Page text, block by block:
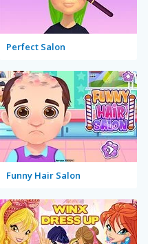
Perfect Salon
Funny Hair Salon